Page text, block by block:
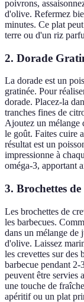
poivrons,
d'olive. Refermez
minutes. Ce plat
terre ou d'un riz
2. Dorade
La dorade est un
gratinée. Pour
dorade. Placez-la
tranches fines de
Ajoutez un mélange
le goût. Faites cuire
résultat est un
impressionne à
oméga-3, apportant
3. Brochettes
Les brochettes de
les barbecues.
dans un mélange de
d'olive. Laissez
les crevettes sur des
barbecue pendant 2-
peuvent être servies
une touche de
apéritif ou un plat